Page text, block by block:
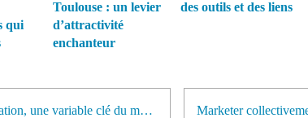
qui
Toulouse : un levier
d’attractivité
enchanteur
des outils et des liens
La fidélisation, une variable clé du marketing mix d'Orléans